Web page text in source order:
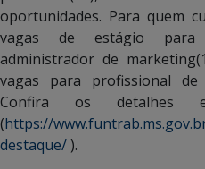
oportunidades. Para quem
vagas de estágio para
administrador de
vagas para profissional de
Confira os detalhes
(https://
destaque/).